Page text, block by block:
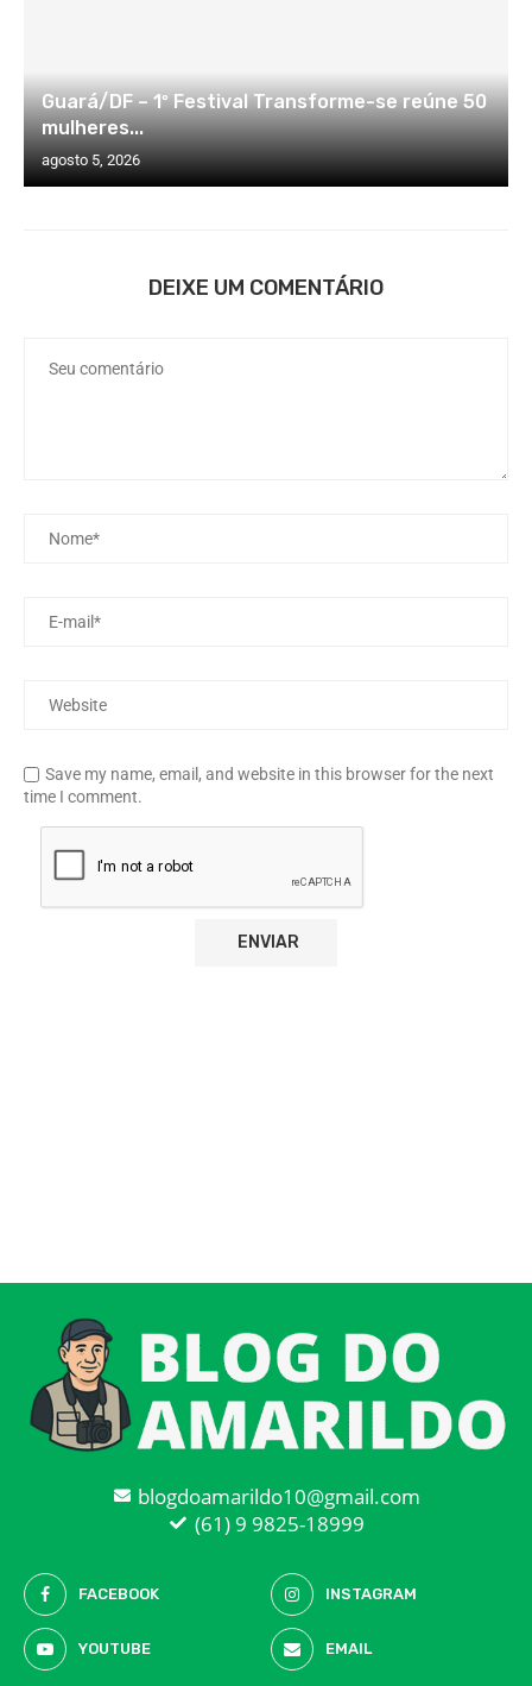
Guará/DF – 1º Festival Transforme-se reúne 50
mulheres...
agosto 5, 2026
DEIXE UM COMENTÁRIO
Save my name, email, and website in this browser for the next
time I comment.
blogdoamarildo10@gmail.com
(61) 9 9825-18999
FACEBOOK INSTAGRAM
YOUTUBE EMAIL